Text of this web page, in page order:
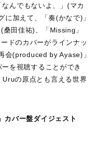
んでもないよ、」(マカ
に加えて、「奏(かなで)」
田佳祐)、「Missing」
ドのカバーがラインナッ
会(produced by Ayase)」
を視聴することができ
の原点とも言える世界
バー盤ダイジェスト